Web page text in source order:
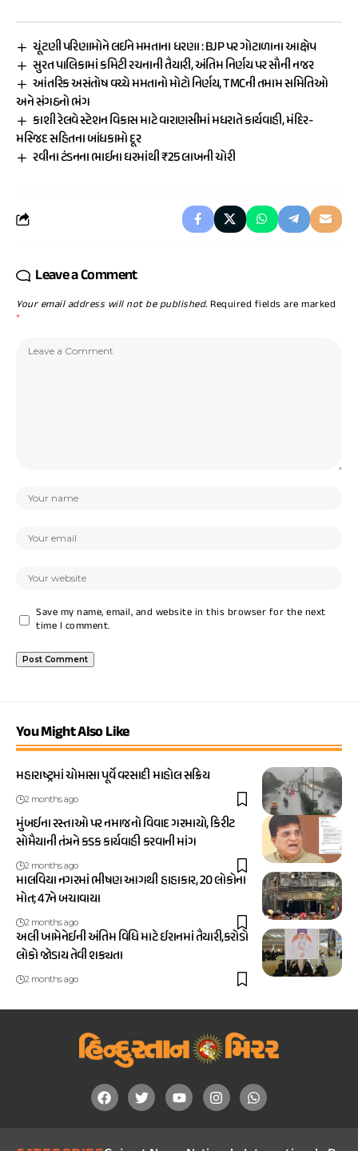
ચૂંટણી પરિણામોને લઈને મમતાના ધરણા : BJP પર ગોટાળાના આક્ષેપ
સુરત પાલિકામાં કમિટી રચનાની તૈયારી, અંતિમ નિર્ણય પર સૌની નજર
આંતરિક અસંતોષ વચ્ચે મમતાનો મોટો નિર્ણય, TMCની તમામ સમિતિઓ
અને સંગઠનો ભંગ
કાશી રેલવે સ્ટેશન વિકાસ માટે વારાણસીમાં મધરાતે કાર્યવાહી, મંદિર-
મસ્જિદ સહિતના બાંધકામો દૂર
રવીના ટંડનના ભાઈના ઘરમાંથી ₹25 લાખની ચોરી
Leave a Comment
Your email address will not be published. Required fields are marked
*
Save my name, email, and website in this browser for the next
time I comment.
You Might Also Like
મહારાષ્ટ્રમાં ચોમાસા પૂર્વે વરસાદી માહોલ સક્રિય
2 months ago
મુંબઈના રસ્તાઓ પર નમાજનો વિવાદ ગરમાયો, કિરીટ
સોમૈયાની તંત્રને કડક કાર્યવાહી કરવાની માંગ
2 months ago
માલવિયા નગરમાં ભીષણ આગથી હાહાકાર, 20 લોકોના
મોત; 47ને બચાવાયા
2 months ago
અલી ખામેનેઈની અંતિમ વિધિ માટે ઈરાનમાં તૈયારી,કરોડો
લોકો જોડાય તેવી શક્યતા
2 months ago